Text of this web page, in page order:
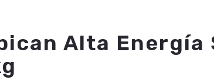
Alta Energía